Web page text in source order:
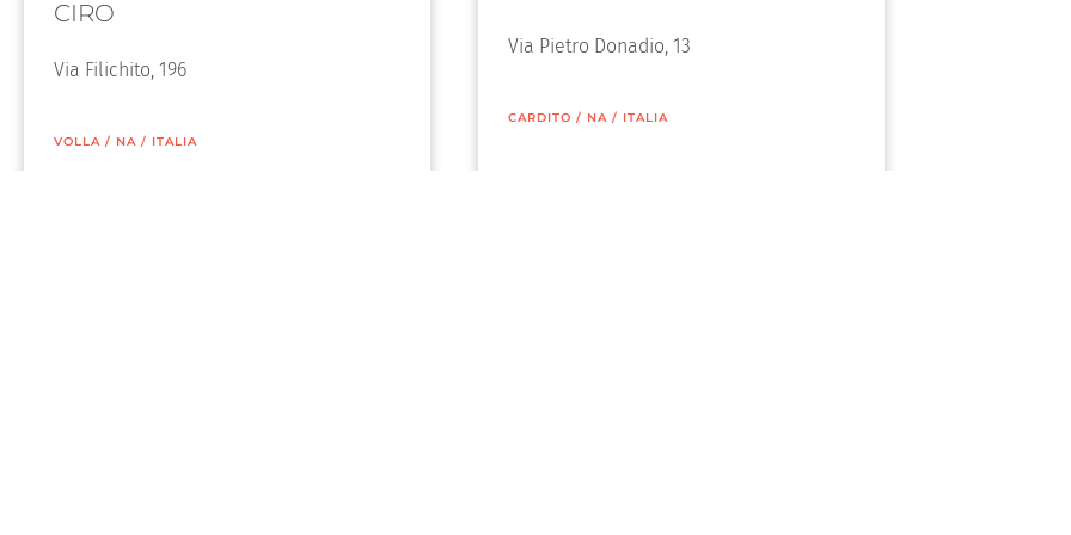
CIRO
Via Filichito, 196
VOLLA / NA / ITALIA
Via Pietro Donadio, 13
CARDITO / NA / ITALIA